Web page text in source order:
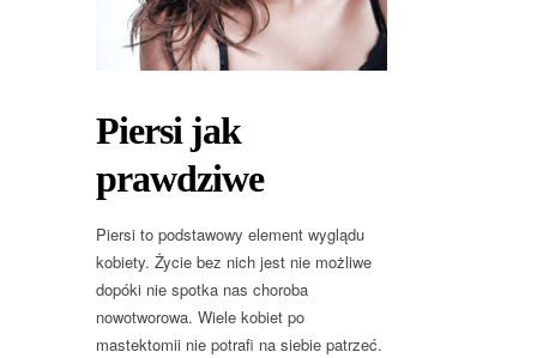
Piersi jak
prawdziwe
Piersi to podstawowy element wyglądu
kobiety. Życie bez nich jest nie możliwe
dopóki nie spotka nas choroba
nowotworowa. Wiele kobiet po
mastektomii nie potrafi na siebie patrzeć.